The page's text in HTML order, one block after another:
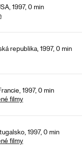
1997, 0 min
republika, 1997, 0 min
1997, 0 min
filmy
1997, 0 min
filmy